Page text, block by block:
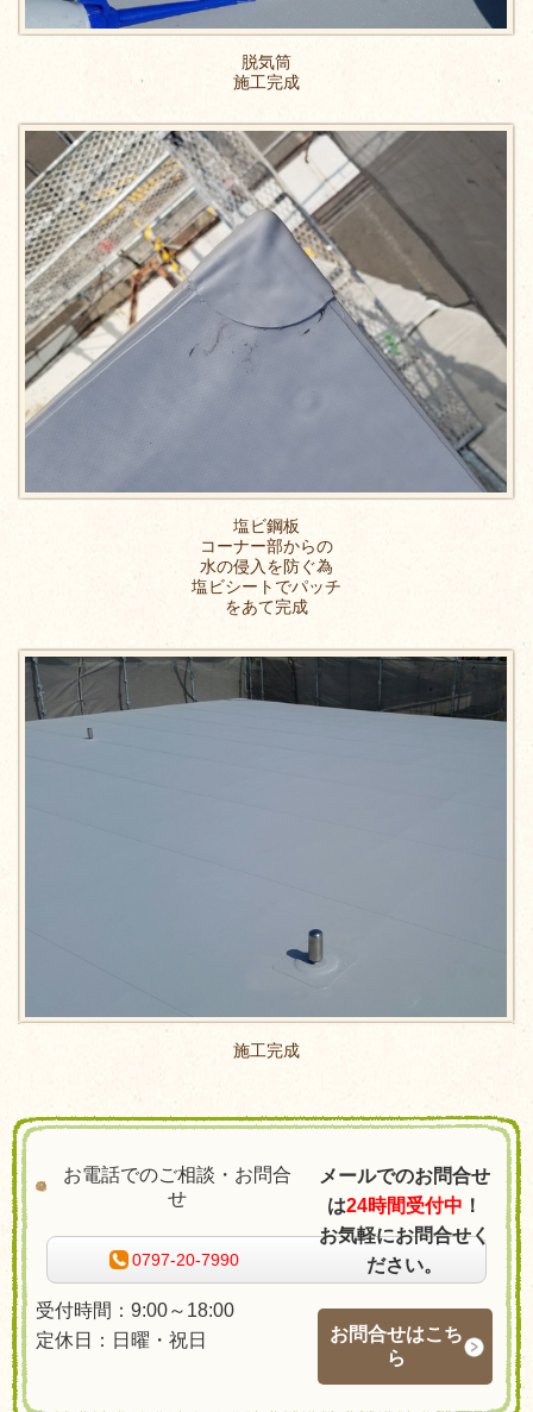
脱気筒
施工完成
塩ビ鋼板
コーナー部からの
水の侵入を防ぐ為
塩ビシートでパッチ
をあて完成
施工完成
メールでのお問合せ
は24時間受付中 ！
お気軽にお問合せく
ださい。
お問合せはこち
ら
お電話でのご相談・お問合
せ
0797-20-7990
受付時間：9:00～18:00
定休日：日曜・祝日